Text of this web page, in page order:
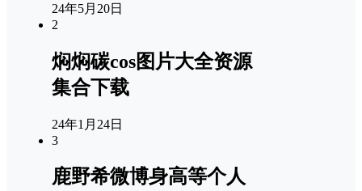
24年5月20日
2
焖焖碳cos图片大全资源
集合下载
24年1月24日
3
鹿野希微博身高等个人